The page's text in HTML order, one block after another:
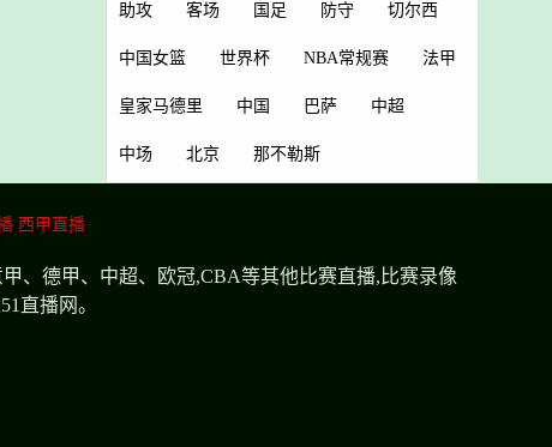
助攻 客场 国足 防守 切尔西
中国女篮 世界杯 NBA常规赛 法甲
皇家马德里 中国 巴萨 中超
中场 北京 那不勒斯
西甲直播
、德甲、中超、欧冠,CBA等其他比赛直播,比赛录像
直播网。